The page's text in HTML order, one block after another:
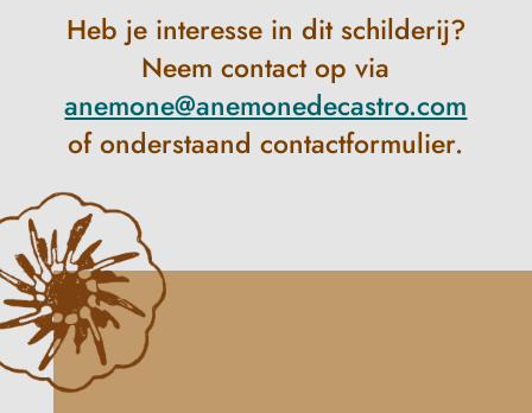
Heb je interesse in dit schilderij?
Neem contact op via
anemone@anemonedecastro.com
of onderstaand contactformulier.